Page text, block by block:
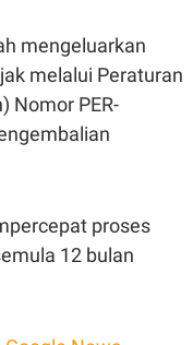
mengeluarkan
melalui Peraturan
Nomor PER-
proses
12 bulan